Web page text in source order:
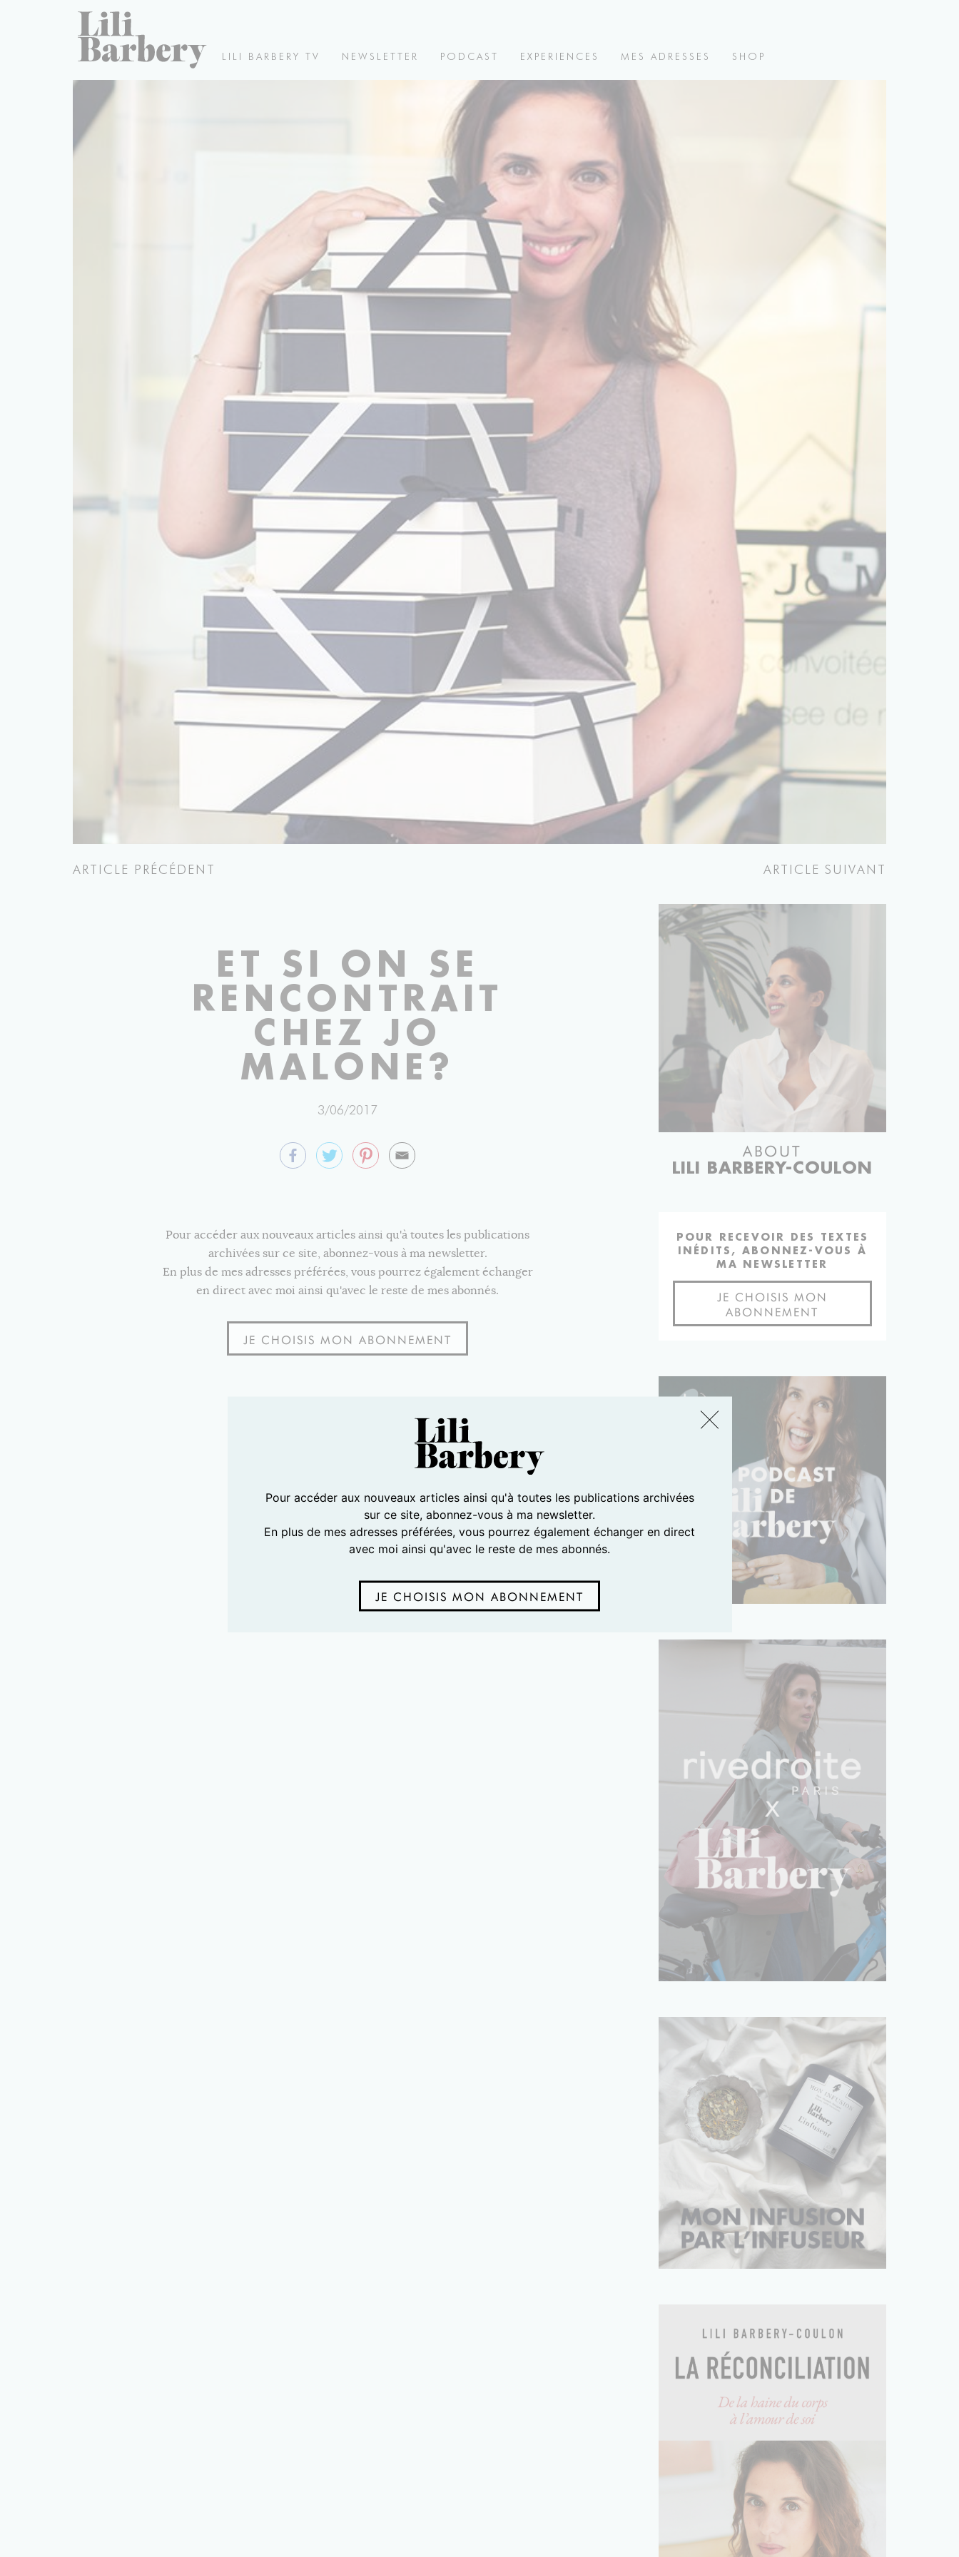
LILI BARBERY TV NEWSLETTER PODCAST EXPERIENCES MES ADRESSES SHOP
ARTICLE PRÉCÉDENT ARTICLE SUIVANT
ET SI ON SE
RENCONTRAIT
CHEZ JO
MALONE?
3/06/2017
Pour accéder aux nouveaux articles ainsi qu'à toutes les publications
archivées sur ce site, abonnez-vous à ma newsletter.
En plus de mes adresses préférées, vous pourrez également échanger
en direct avec moi ainsi qu'avec le reste de mes abonnés.
JE CHOISIS MON ABONNEMENT
Pour accéder aux nouveaux articles ainsi qu'à toutes les publications archivées
sur ce site, abonnez-vous à ma newsletter.
En plus de mes adresses préférées, vous pourrez également échanger en direct
avec moi ainsi qu'avec le reste de mes abonnés.
JE CHOISIS MON ABONNEMENT
ABOUT
LILI BARBERY-COULON
POUR RECEVOIR DES TEXTES
INÉDITS, ABONNEZ-VOUS À
MA NEWSLETTER
JE CHOISIS MON
ABONNEMENT